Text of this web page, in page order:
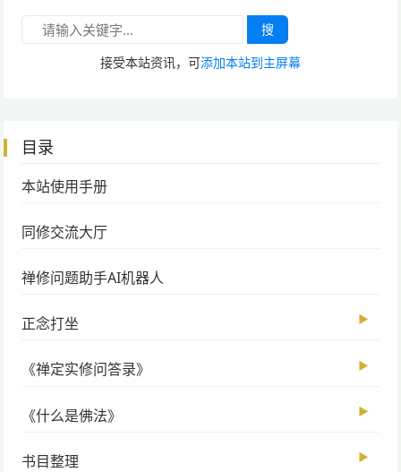
搜
接受本站资讯，可添加本站到主屏幕
目录
本站使用手册
同修交流大厅
禅修问题助手AI机器人
正念打坐 ▶
《禅定实修问答录》 ▶
《什么是佛法》 ▶
书目整理 ▶